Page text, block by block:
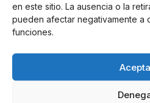
en este sitio. La ausencia o la
pueden afectar negativamente a
funciones.
Online Casino
Mejores
criptomonedas
Fortnite
Europea